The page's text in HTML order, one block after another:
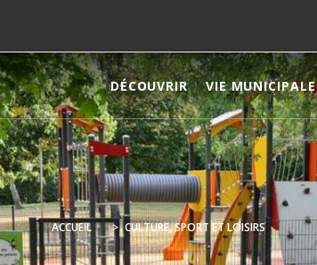
DÉCOUVRIR VIE MUNICIPALE
ACCUEIL > CULTURE, SPORT ET LOISIRS